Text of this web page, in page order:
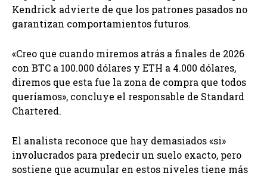
Kendrick advierte de que los patrones pasados no
garantizan comportamientos futuros.
«Creo que cuando miremos atrás a finales de 2026
con BTC a 100.000 dólares y ETH a 4.000 dólares,
diremos que esta fue la zona de compra que todos
queríamos», concluye el responsable de Standard
Chartered.
El analista reconoce que hay demasiados «si»
involucrados para predecir un suelo exacto, pero
sostiene que acumular en estos niveles tiene más